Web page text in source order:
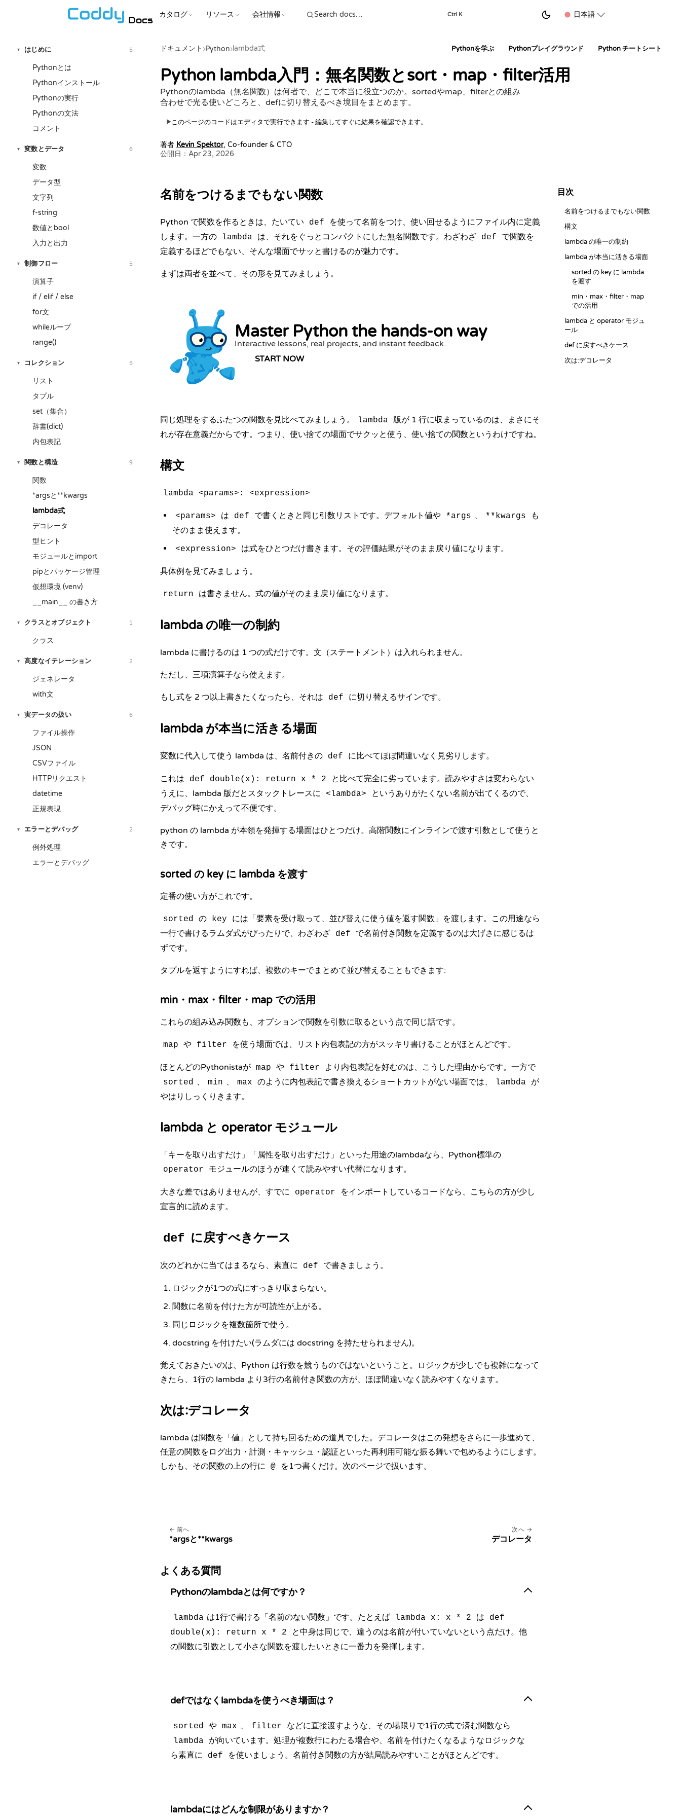
Docs カタログ リソース 会社情報 Ctrl K 日本語
▾ はじめに 5
Pythonとは
Pythonインストール
Pythonの実行
Pythonの文法
コメント
▾ 変数とデータ 6
変数
データ型
文字列
f-string
数値とbool
入力と出力
▾ 制御フロー 5
演算子
if / elif / else
for文
whileループ
range()
▾ コレクション 5
リスト
タプル
set（集合）
辞書(dict)
内包表記
▾ 関数と構造 9
関数
*argsと**kwargs
lambda式
デコレータ
型ヒント
モジュールとimport
pipとパッケージ管理
仮想環境 (venv)
__main__ の書き方
▾ クラスとオブジェクト 1
クラス
▾ 高度なイテレーション 2
ジェネレータ
with文
▾ 実データの扱い 6
ファイル操作
JSON
CSVファイル
HTTPリクエスト
datetime
正規表現
▾ エラーとデバッグ 2
例外処理
エラーとデバッグ
ドキュメント ›Python›lambda式 Pythonを学ぶ Pythonプレイグラウンド Python チートシート
Python lambda入門：無名関数とsort・map・filter活用
Pythonのlambda（無名関数）は何者で、どこで本当に役立つのか。sortedやmap、filterとの組み
合わせで光る使いどころと、defに切り替えるべき境目をまとめます。
▶このページのコードはエディタで実行できます - 編集してすぐに結果を確認できます。
著者 Kevin Spektor, Co-founder & CTO
公開日：Apr 23, 2026
名前をつけるまでもない関数
Python で関数を作るときは、たいてい def
を使って名前をつけ、使い回せるようにファイル内に定義
します。一方の
lambda は、それをぐっとコンパクトにした無名関数です。わざわざ def
で関数を
定義するほどでもない、そんな場面でサッと書けるのが魅力です。
まずは両者を並べて、その形を見てみましょう。
Master Python the hands-on way
Interactive lessons, real projects, and instant feedback.
START NOW
同じ処理をするふたつの関数を見比べてみましょう。 lambda
版が 1 行に収まっているのは、まさにそ
れが存在意義だからです。つまり、使い捨ての場面でサクッと使う、使い捨ての関数というわけですね。
構文
lambda <params>: <expression>
<params> は def で書くときと同じ引数リストです。デフォルト値や *args 、 **kwargs
も
そのまま使えます。
<expression> は式をひとつだけ書きます。その評価結果がそのまま戻り値になります。
具体例を見てみましょう。
return は書きません。式の値がそのまま戻り値になります。
lambda の唯一の制約
lambda に書けるのは 1 つの式だけです。文（ステートメント）は入れられません。
ただし、三項演算子なら使えます。
もし式を 2 つ以上書きたくなったら、それは def に切り替えるサインです。
lambda が本当に活きる場面
変数に代入して使う lambda は、名前付きの def に比べてほぼ間違いなく見劣りします。
これは def double(x): return x * 2
と比べて完全に劣っています。読みやすさは変わらない
うえに、lambda 版だとスタックトレースに
<lambda>
というありがたくない名前が出てくるので、
デバッグ時にかえって不便です。
python の lambda が本領を発揮する場面はひとつだけ。高階関数にインラインで渡す引数として使うと
きです。
sorted の key に lambda を渡す
定番の使い方がこれです。
sorted の key
には「要素を受け取って、並び替えに使う値を返す関数」を渡します。この用途なら
一行で書けるラムダ式がぴったりで、わざわざ
def
で名前付き関数を定義するのは大げさに感じるは
ずです。
タプルを返すようにすれば、複数のキーでまとめて並び替えることもできます:
min・max・filter・map での活用
これらの組み込み関数も、オプションで関数を引数に取るという点で同じ話です。
map や filter を使う場面では、リスト内包表記の方がスッキリ書けることがほとんどです。
ほとんどのPythonistaが map や filter より内包表記を好むのは、こうした理由からです。一方で
sorted 、 min 、 max のように内包表記で書き換えるショートカットがない場面では、 lambda
が
やはりしっくりきます。
lambda と operator モジュール
「キーを取り出すだけ」「属性を取り出すだけ」といった用途のlambdaなら、Python標準の
operator モジュールのほうが速くて読みやすい代替になります。
大きな差ではありませんが、すでに operator
をインポートしているコードなら、こちらの方が少し
宣言的に読めます。
def に戻すべきケース
次のどれかに当てはまるなら、素直に def で書きましょう。
ロジックが1つの式にすっきり収まらない。
関数に名前を付けた方が可読性が上がる。
同じロジックを複数箇所で使う。
docstring を付けたい(ラムダには docstring を持たせられません)。
覚えておきたいのは、Python は行数を競うものではないということ。ロジックが少しでも複雑になって
きたら、1行の lambda より3行の名前付き関数の方が、ほぼ間違いなく読みやすくなります。
次は:デコレータ
lambda は関数を「値」として持ち回るための道具でした。デコレータはこの発想をさらに一歩進めて、
任意の関数をログ出力・計測・キャッシュ・認証といった再利用可能な振る舞いで包めるようにします。
しかも、その関数の上の行に
@ を1つ書くだけ。次のページで扱います。
前へ
*argsと**kwargs
次へ
デコレータ
よくある質問
Pythonのlambdaとは何ですか？
lambda は1行で書ける「名前のない関数」です。たとえば lambda x: x * 2 は
def
double(x): return x * 2
と中身は同じで、違うのは名前が付いていないという点だけ。他
の関数に引数として小さな関数を渡したいときに一番力を発揮します。
defではなくlambdaを使うべき場面は？
sorted や max 、 filter などに直接渡すような、その場限りで1行の式で済む関数なら
lambda
が向いています。処理が複数行にわたる場合や、名前を付けたくなるようなロジックな
ら素直に
def を使いましょう。名前付き関数の方が結局読みやすいことがほとんどです。
lambdaにはどんな制限がありますか？
目次
名前をつけるまでもない関数
構文
lambda の唯一の制約
lambda が本当に活きる場面
sorted の key に lambda
を渡す
min・max・filter・map
での活用
lambda と operator モジュ
ール
def に戻すべきケース
次は:デコレータ